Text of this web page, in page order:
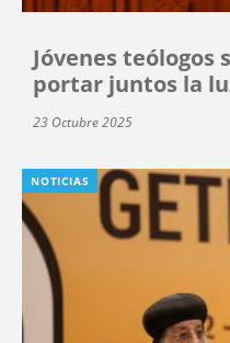
Jóvenes teólogos
portar juntos la
23 Octubre 2025
NOTICIAS